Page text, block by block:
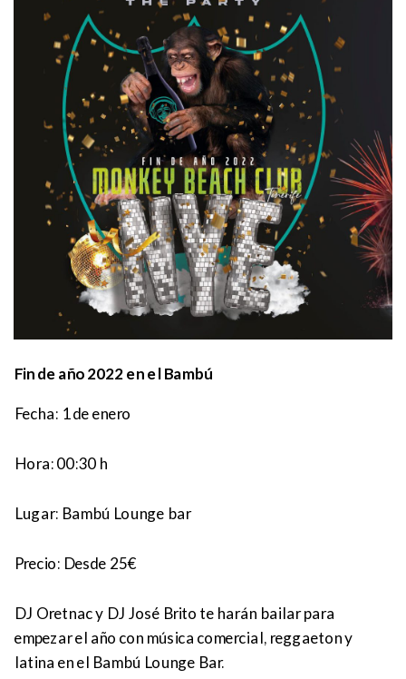
Fin de año 2022 en el Bambú
Fecha: 1 de enero
Hora: 00:30 h
Lugar: Bambú Lounge bar
Precio: Desde 25€
DJ Oretnac y DJ José Brito te harán bailar para
empezar el año con música comercial, reggaeton y
latina en el Bambú Lounge Bar.